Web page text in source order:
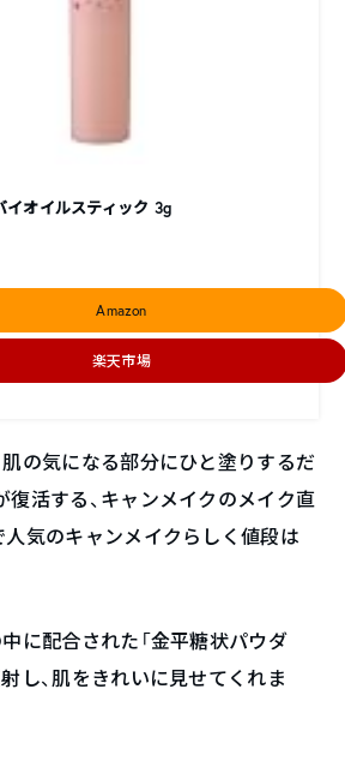
イオイルスティック 3g
Amazon
楽天市場
の気になる部分にひと塗りするだ
復活する、キャンメイクのメイク直
人気のキャンメイクらしく値段は
に配合された「金平糖状パウダ
し、肌をきれいに見せてくれま